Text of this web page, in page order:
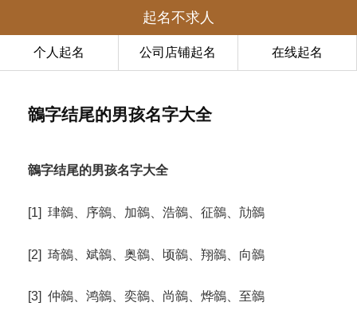
起名不求人
个人起名 公司店铺起名 在线起名
鶙字结尾的男孩名字大全
鶙字结尾的男孩名字大全
[1] 珒鶙、序鶙、加鶙、浩鶙、征鶙、劥鶙
[2] 琦鶙、斌鶙、奥鶙、顷鶙、翔鶙、向鶙
[3] 仲鶙、鸿鶙、奕鶙、尚鶙、烨鶙、至鶙